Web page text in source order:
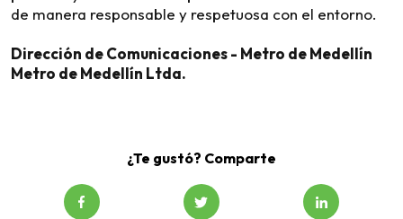
de manera responsable y respetuosa con el entorno.
Dirección de Comunicaciones - Metro de Medellín
Metro de Medellín Ltda.
¿Te gustó? Comparte